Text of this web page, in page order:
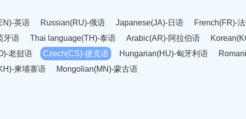
英语 Russian(RU)-俄语 Japanese(JA)-日语
French(FR)-
牙语 Thai language(TH)-泰语 Arabic(AR)-阿拉伯语
老挝语 Czech(CS)-捷克语 Hungarian(HU)-匈牙利语
柬埔寨语 Mongolian(MN)-蒙古语